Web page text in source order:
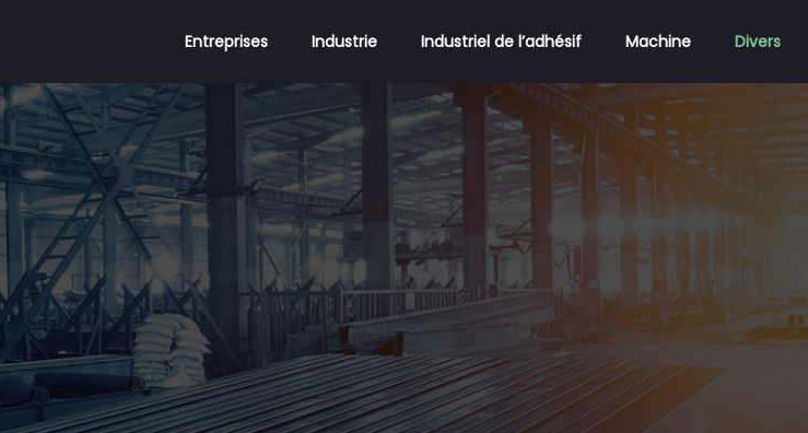
Entreprises Industrie Industriel de l’adhésif Machine Divers